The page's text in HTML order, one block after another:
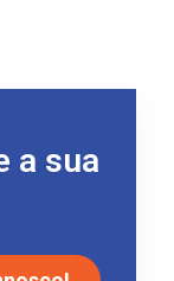
a sua